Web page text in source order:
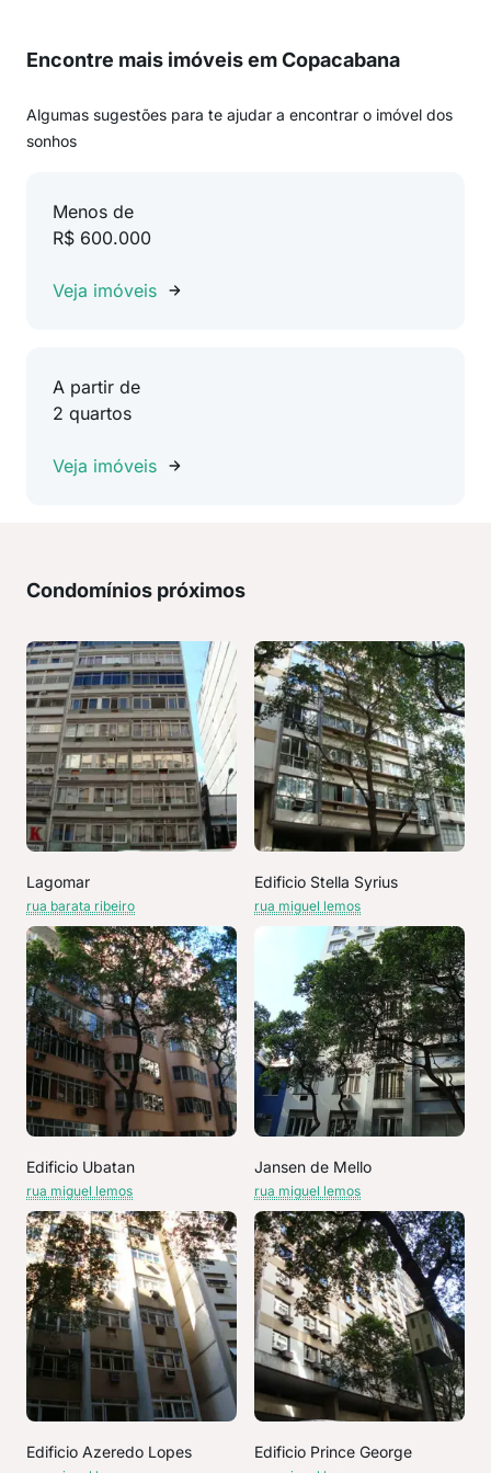
Encontre mais imóveis em Copacabana
Algumas sugestões para te ajudar a encontrar o imóvel dos
sonhos
Menos de
R$ 600.000
Veja imóveis
A partir de
2 quartos
Veja imóveis
Condomínios próximos
Lagomar
rua barata ribeiro
Edificio Stella Syrius
rua miguel lemos
Edificio Ubatan
rua miguel lemos
Jansen de Mello
rua miguel lemos
Edificio Azeredo Lopes Edificio Prince George